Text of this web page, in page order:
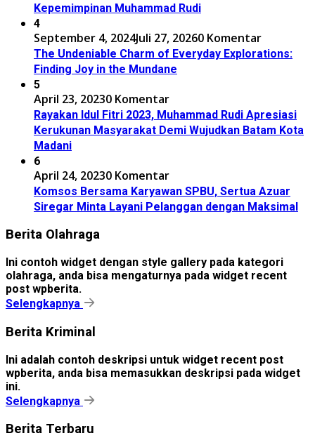
Kepemimpinan Muhammad Rudi
4
September 4, 2024Juli 27, 20260 Komentar
The Undeniable Charm of Everyday Explorations:
Finding Joy in the Mundane
5
April 23, 20230 Komentar
Rayakan Idul Fitri 2023, Muhammad Rudi Apresiasi
Kerukunan Masyarakat Demi Wujudkan Batam Kota
Madani
6
April 24, 20230 Komentar
Komsos Bersama Karyawan SPBU, Sertua Azuar
Siregar Minta Layani Pelanggan dengan Maksimal
Berita Olahraga
Ini contoh widget dengan style gallery pada kategori
olahraga, anda bisa mengaturnya pada widget recent
post wpberita.
Selengkapnya
Berita Kriminal
Ini adalah contoh deskripsi untuk widget recent post
wpberita, anda bisa memasukkan deskripsi pada widget
ini.
Selengkapnya
Berita Terbaru